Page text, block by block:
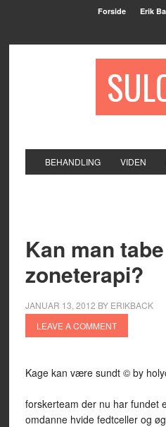
Forside Erik
BEHANDLING VIDEN
Kan man
zoneterapi?
JANUAR 13, 2012 BY ERIKBACK
LEAVE A COMMENT
Kage kan være sundt © by
forskerteam der nu har fundet
omdanne hvide fedtceller og